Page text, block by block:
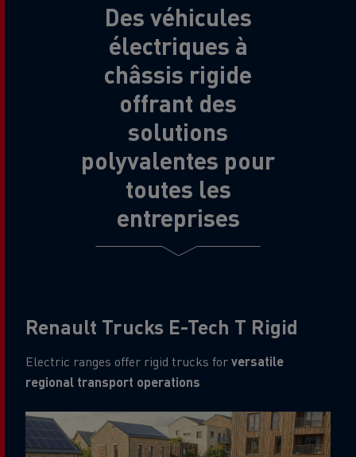
Des véhicules
électriques à
châssis rigide
offrant des
solutions
polyvalentes pour
toutes les
entreprises
Renault Trucks E-Tech T Rigid
Electric ranges offer rigid trucks forversatile
regional transport operations